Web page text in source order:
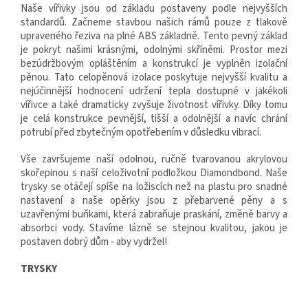
Naše vířivky jsou od základu postaveny podle nejvyšších
standardů. Začneme stavbou našich rámů pouze z tlakově
upraveného řeziva na plné ABS základně. Tento pevný základ
je pokryt našimi krásnými, odolnými skříněmi. Prostor mezi
bezúdržbovým opláštěním a konstrukcí je vyplněn izolační
pěnou. Tato celopěnová izolace poskytuje nejvyšší kvalitu a
nejúčinnější hodnocení udržení tepla dostupné v jakékoli
vířivce a také dramaticky zvyšuje životnost vířivky. Díky tomu
je celá konstrukce pevnější, tišší a odolnější a navíc chrání
potrubí před zbytečným opotřebením v důsledku vibrací.
Vše završujeme naší odolnou, ručně tvarovanou akrylovou
skořepinou s naší celoživotní podložkou Diamondbond. Naše
trysky se otáčejí spíše na ložiscích než na plastu pro snadné
nastavení a naše opěrky jsou z přebarvené pěny a s
uzavřenými buňkami, která zabraňuje praskání, změně barvy a
absorbci vody. Stavíme lázně se stejnou kvalitou, jakou je
postaven dobrý dům - aby vydržel!
TRYSKY